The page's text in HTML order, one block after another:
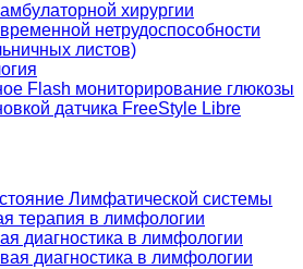
хирургии
нетрудоспособности
листов)
Flash мониторирование глюкозы
датчика FreeStyle Libre
Лимфатической системы
терапия в лимфологии
диагностика в лимфологии
диагностика в лимфологии